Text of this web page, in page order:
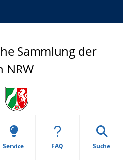
Sammlung der
NRW
Service FAQ Suche